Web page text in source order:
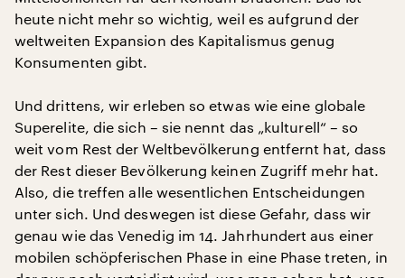
heute nicht mehr so wichtig, weil es aufgrund der
weltweiten Expansion des Kapitalismus genug
Konsumenten gibt.
Und drittens, wir erleben so etwas wie eine globale
Superelite, die sich – sie nennt das „kulturell“ – so
weit vom Rest der Weltbevölkerung entfernt hat, dass
der Rest dieser Bevölkerung keinen Zugriff mehr hat.
Also, die treffen alle wesentlichen Entscheidungen
unter sich. Und deswegen ist diese Gefahr, dass wir
genau wie das Venedig im 14. Jahrhundert aus einer
mobilen schöpferischen Phase in eine Phase treten, in